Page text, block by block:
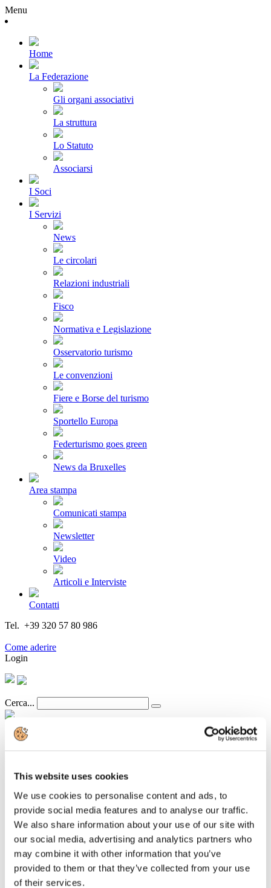
This website uses cookies
We use cookies to personalise content and ads, to
provide social media features and to analyse our traffic.
We also share information about your use of our site with
our social media, advertising and analytics partners who
may combine it with other information that you’ve
provided to them or that they’ve collected from your use
of their services.
Menu
Home
La Federazione
Gli organi associativi
La struttura
Lo Statuto
Associarsi
I Soci
I Servizi
News
Le circolari
Relazioni industriali
Fisco
Normativa e Legislazione
Osservatorio turismo
Le convenzioni
Fiere e Borse del turismo
Sportello Europa
Federturismo goes green
News da Bruxelles
Area stampa
Comunicati stampa
Newsletter
Video
Articoli e Interviste
Contatti
Tel. +39 320 57 80 986
Come aderire
Login
Cerca...
Dettagli
Categoria:Associazione Italiana Confindustria Alberghi
Pubblicato: 24 Gennaio 2015
Squinzi: Qe, "decisione giusta, ora riforme"
"È una decisione positiva, attesa". Così Squinzi commenta
l'iniziativa della Bce del quantitative easing decisa ieri